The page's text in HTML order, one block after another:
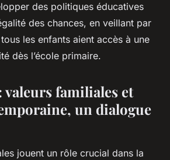
des politiques éducatives
des chances, en veillant par
les enfants aient accès à une
dès l’école primaire.
familiales et
un dialogue
jouent un rôle crucial dans la